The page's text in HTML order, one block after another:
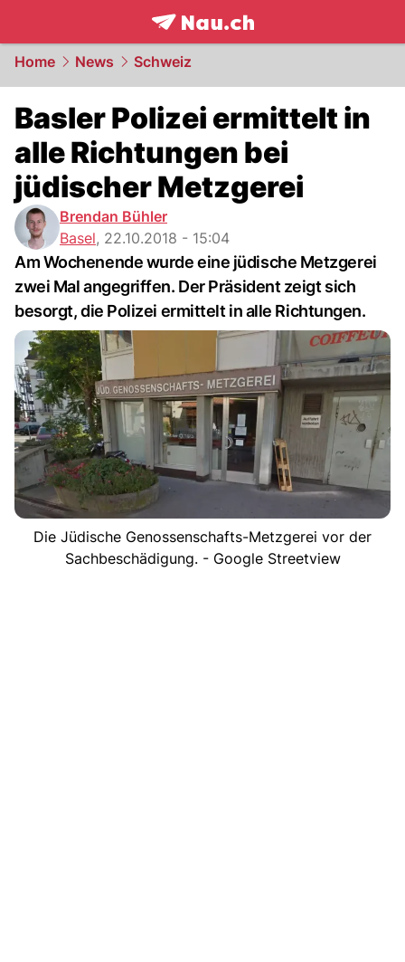
frontpage.NAU.ch
Home News Schweiz
Basler Polizei ermittelt in
alle Richtungen bei
jüdischer Metzgerei
Brendan Bühler
Basel, 22.10.2018 - 15:04
Am Wochenende wurde eine jüdische Metzgerei
zwei Mal angegriffen. Der Präsident zeigt sich
besorgt, die Polizei ermittelt in alle Richtungen.
Die Jüdische Genossenschafts-Metzgerei vor der
Sachbeschädigung. - Google Streetview